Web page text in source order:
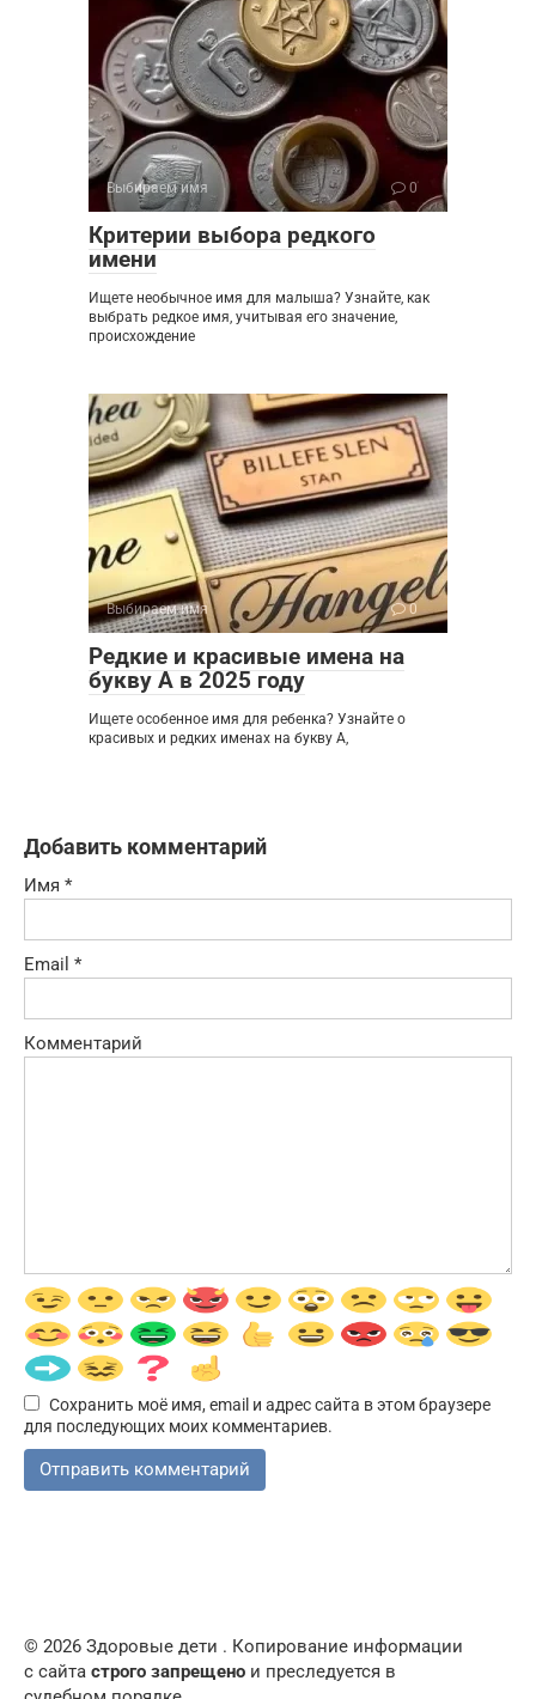
Выбираем имя 0
Критерии выбора редкого
имени
Ищете необычное имя для малыша? Узнайте, как
выбрать редкое имя, учитывая его значение,
происхождение
Выбираем имя 0
Редкие и красивые имена на
букву А в 2025 году
Ищете особенное имя для ребенка? Узнайте о
красивых и редких именах на букву А,
Добавить комментарий
Имя *
Email *
Комментарий
Сохранить моё имя, email и адрес сайта в этом браузере
для последующих моих комментариев.
© 2026 Здоровые дети . Копирование информации
с сайта строго запрещено и преследуется в